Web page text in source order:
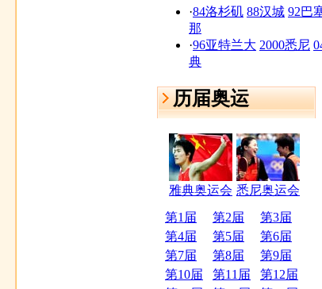
·84洛杉矶 88汉城 92巴
那
·96亚特兰大 2000悉尼
典
历届奥运
雅典奥运会 悉尼奥运会
第1届
第2届
第3届
第4届
第5届
第6届
第7届
第8届
第9届
第10届
第11届
第12届